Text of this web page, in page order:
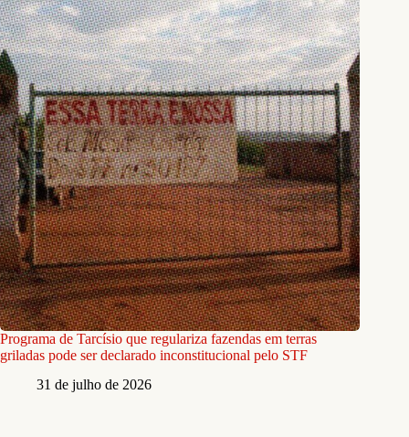
Programa de Tarcísio que regulariza fazendas em terras
griladas pode ser declarado inconstitucional pelo STF
31 de julho de 2026